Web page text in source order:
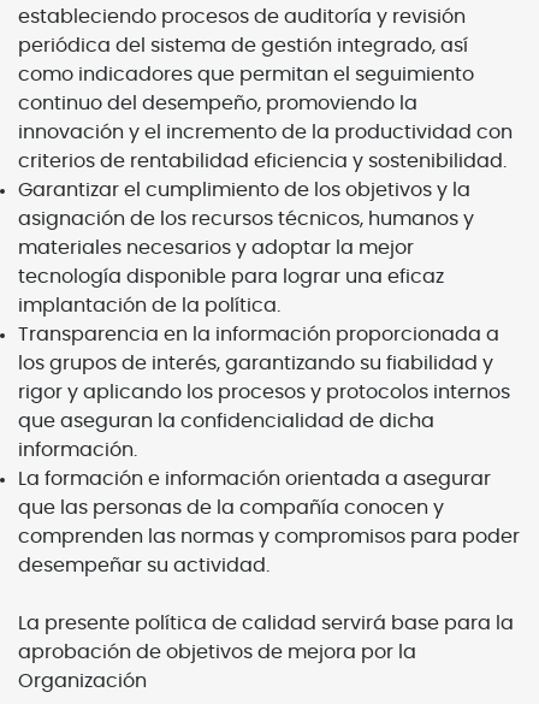
estableciendo procesos de auditoría y revisión
periódica del sistema de gestión integrado, así
como indicadores que permitan el seguimiento
continuo del desempeño, promoviendo la
innovación y el incremento de la productividad con
criterios de rentabilidad eficiencia y sostenibilidad.
Garantizar el cumplimiento de los objetivos y la
asignación de los recursos técnicos, humanos y
materiales necesarios y adoptar la mejor
tecnología disponible para lograr una eficaz
implantación de la política.
Transparencia en la información proporcionada a
los grupos de interés, garantizando su fiabilidad y
rigor y aplicando los procesos y protocolos internos
que aseguran la confidencialidad de dicha
información.
La formación e información orientada a asegurar
que las personas de la compañía conocen y
comprenden las normas y compromisos para poder
desempeñar su actividad.
La presente política de calidad servirá base para la
aprobación de objetivos de mejora por la
Organización